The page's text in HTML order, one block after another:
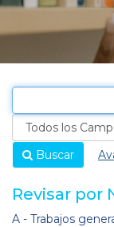
Buscar
Revisar por
A - Trabajos